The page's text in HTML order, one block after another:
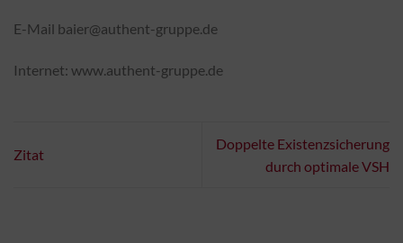
E-Mail baier@authent-gruppe.de
Internet: www.authent-gruppe.de
Zitat
Doppelte Existenzsicherung
durch optimale VSH